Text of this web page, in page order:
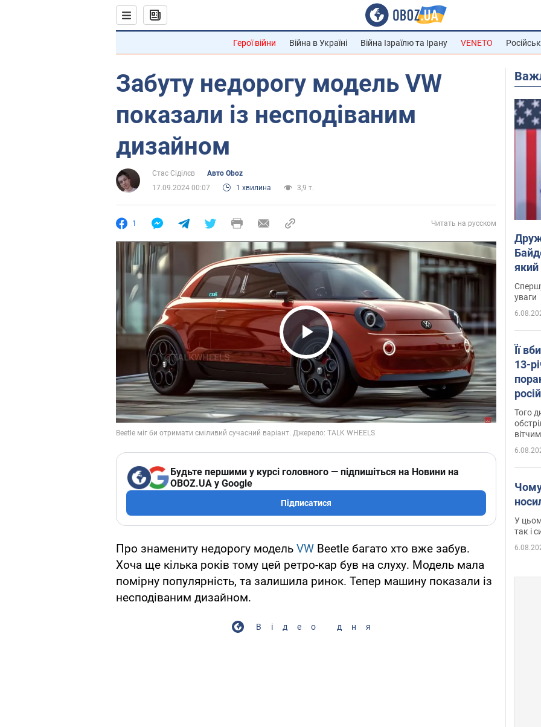
Герої війни Війна в Україні Війна Ізраїлю та Ірану VENETO
Забуту недорогу модель VW
показали із несподіваним
дизайном
Стас Сіділєв
Авто Oboz
17.09.2024 00:07
1 хвилина 3,9 т.
1 Читать на русском
Play Video
Будьте першими у курсі головного — підпишіться на Новини на
OBOZ.UA у Google
Підписатися
Про знамениту недорогу модель VW Beetle багато хто вже забув.
Хоча ще кілька років тому цей ретро-кар був на слуху. Модель мала
помірну популярність, та залишила ринок. Тепер машину показали із
несподіваним дизайном.
Відео дня
який
уваги
Її
13-
Того
У
так і